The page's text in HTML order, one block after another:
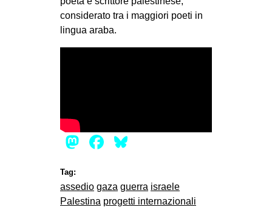
considerato tra i maggiori poeti in
lingua araba.
Mastodon
Facebook
Tag:
assedio gaza guerra israele
Palestina progetti internazionali